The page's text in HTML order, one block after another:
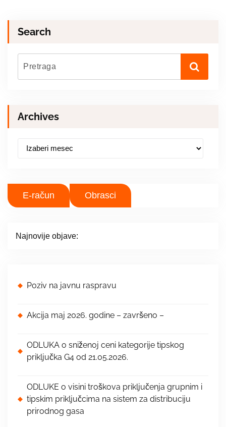
Search
Archives
v
E-račun Obrasci
Najnovije objave:
Poziv na javnu raspravu
Akcija maj 2026. godine – završeno –
ODLUKA o sniženoj ceni kategorije tipskog
priključka G4 od 21.05.2026.
ODLUKE o visini troškova priključenja grupnim i
tipskim priključcima na sistem za distribuciju
prirodnog gasa